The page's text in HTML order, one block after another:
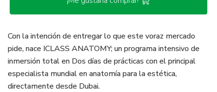
Con la intención de entregar lo que este voraz mercado
pide, nace ICLASS ANATOMY; un programa intensivo de
inmersión total en Dos días de prácticas con el principal
especialista mundial en anatomía para la estética,
directamente desde Dubai.